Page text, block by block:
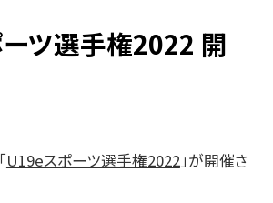
ェア
事業のミッション
のラインナップ紹介
のオーダー方法
ネス
ツ選手権2022 開
U19eスポーツ選手権2022」が開催さ